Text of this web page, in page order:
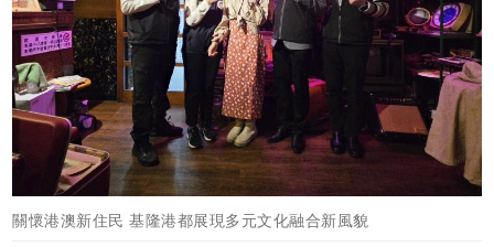
關懷港澳新住民 基隆港都展現多元文化融合新風貌